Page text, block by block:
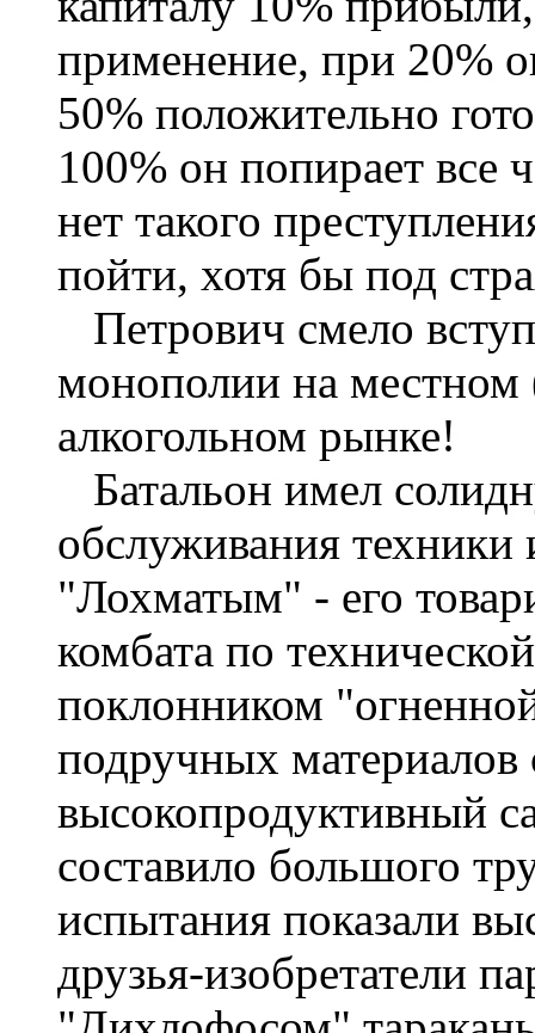
применение, при 20%
50% положительно
100% он попирает все
нет такого
пойти, хотя бы под
Петрович смело
монополии на местном
алкогольном рынке!
Батальон имел
обслуживания техники
"Лохматым" - его
комбата по
поклонником
подручных
высокопродуктивный
составило большого
испытания показали
друзья-изобретатели